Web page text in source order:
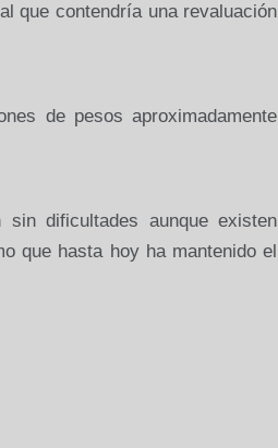
que contendría una revaluación
de pesos aproximadamente
dificultades aunque existen
que hasta hoy ha mantenido el